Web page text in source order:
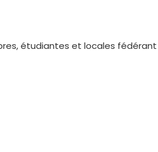
étudiantes et locales fédérant